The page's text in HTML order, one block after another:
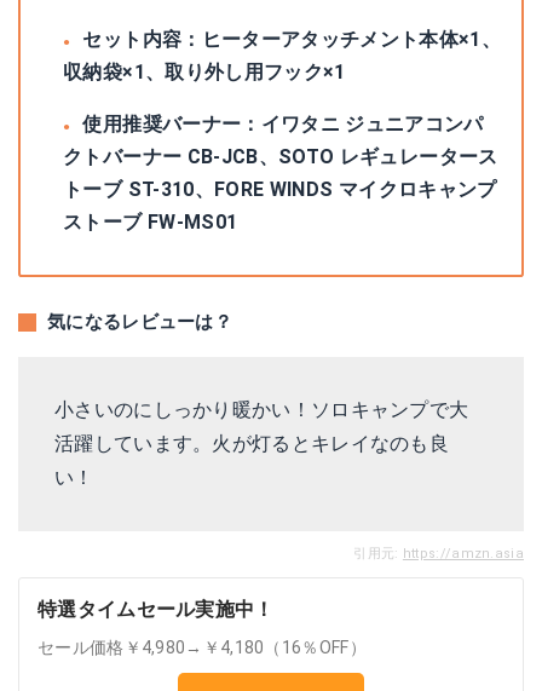
セット内容：ヒーターアタッチメント本体×1、
収納袋×1、取り外し用フック×1
使用推奨バーナー：イワタニ ジュニアコンパ
クトバーナー CB-JCB、SOTO レギュレータース
トーブ ST-310、FORE WINDS マイクロキャンプ
ストーブ FW-MS01
気になるレビューは？
小さいのにしっかり暖かい！ソロキャンプで大
活躍しています。火が灯るとキレイなのも良
い！
引用元: https://amzn.asia
特選タイムセール実施中！
セール価格￥4,980→￥4,180（16％OFF）